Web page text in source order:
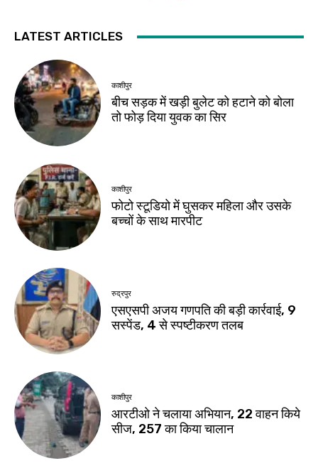
LATEST ARTICLES
काशीपुर
बीच सड़क में खड़ी बुलेट को हटाने को बोला
तो फोड़ दिया युवक का सिर
काशीपुर
फोटो स्टूडियो में घुसकर महिला और उसके
बच्चों के साथ मारपीट
रुद्रपुर
एसएसपी अजय गणपति की बड़ी कार्रवाई, 9
सस्पेंड, 4 से स्पष्टीकरण तलब
काशीपुर
आरटीओ ने चलाया अभियान, 22 वाहन किये
सीज, 257 का किया चालान